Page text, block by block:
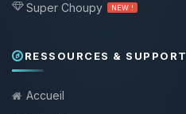
Super Choupy NEW !
RESSOURCES & SUPPORT
Accueil